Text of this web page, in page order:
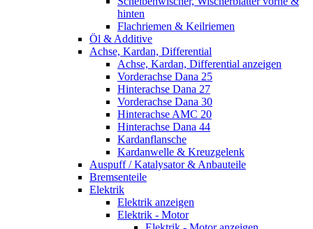
hinten
Flachriemen & Keilriemen
Öl & Additive
Achse, Kardan, Differential
Achse, Kardan, Differential anzeigen
Vorderachse Dana 25
Hinterachse Dana 27
Vorderachse Dana 30
Hinterachse AMC 20
Hinterachse Dana 44
Kardanflansche
Kardanwelle & Kreuzgelenk
Auspuff / Katalysator & Anbauteile
Bremsenteile
Elektrik
Elektrik anzeigen
Elektrik - Motor